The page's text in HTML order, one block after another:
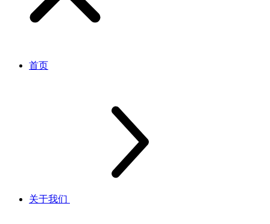
首页
关于我们